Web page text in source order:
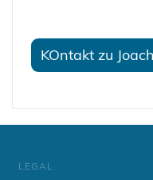
KOntakt zu
LEGAL